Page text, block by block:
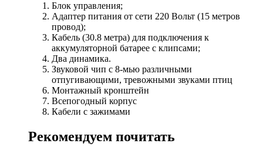
Блок управления;
Адаптер питания от сети 220 Вольт (15 метров
провод);
Кабель (30.8 метра) для подключения к
аккумуляторной батарее с клипсами;
Два динамика.
Звуковой чип с 8-мью различными
отпугивающими, тревожными звуками птиц
Монтажный кронштейн
Всепогодный корпус
Кабели с зажимами
Рекомендуем почитать